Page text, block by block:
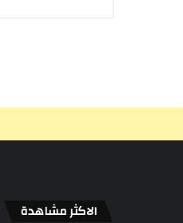
الاكثر مشاهدة